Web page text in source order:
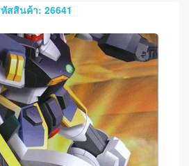
สสินค้า: 26641